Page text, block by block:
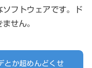
ソフトウェアです。ド
せん。
とか超めんどくせ